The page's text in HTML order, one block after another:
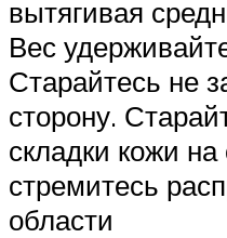
вытягивая
Вес
Старайтесь не
сторону.
складки кожи
стремитесь
области